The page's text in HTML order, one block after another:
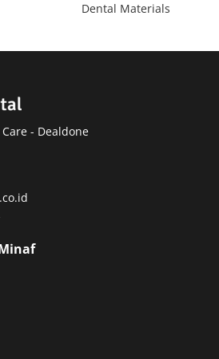
Dental Materials
- Dealdone